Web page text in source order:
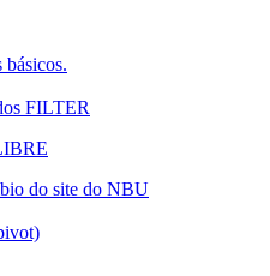
FILTER
do site do NBU